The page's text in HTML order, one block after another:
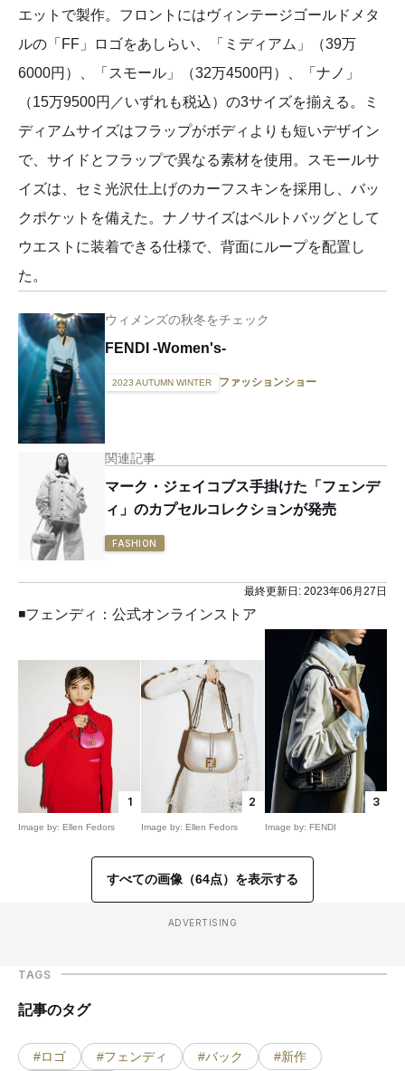
エットで製作。フロントにはヴィンテージゴールドメタ
ルの「FF」ロゴをあしらい、「ミディアム」（39万
6000円）、「スモール」（32万4500円）、「ナノ」
（15万9500円／いずれも税込）の3サイズを揃える。ミ
ディアムサイズはフラップがボディよりも短いデザイン
で、サイドとフラップで異なる素材を使用。スモールサ
イズは、セミ光沢仕上げのカーフスキンを採用し、バッ
クポケットを備えた。ナノサイズはベルトバッグとして
ウエストに装着できる仕様で、背面にループを配置し
た。
ウィメンズの秋冬をチェック
FENDI -Women's-
2023 AUTUMN WINTER ファッションショー
関連記事
マーク・ジェイコブス手掛けた「フェンデ
ィ」のカプセルコレクションが発売
FASHION
最終更新日: 2023年06月27日
◾️フェンディ：公式オンラインストア
1
Image by: Ellen Fedors
2
Image by: Ellen Fedors
3
Image by: FENDI
すべての画像（64点）を表示する
ADVERTISING
TAGS
記事のタグ
#ロゴ #フェンディ #バック #新作